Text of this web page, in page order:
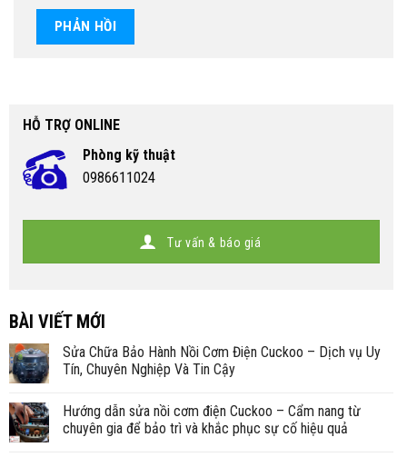
HỖ TRỢ ONLINE
Phòng kỹ thuật
0986611024
Tư vấn & báo giá
BÀI VIẾT MỚI
Sửa Chữa Bảo Hành Nồi Cơm Điện Cuckoo – Dịch vụ Uy
Tín, Chuyên Nghiệp Và Tin Cậy
Hướng dẫn sửa nồi cơm điện Cuckoo – Cẩm nang từ
chuyên gia để bảo trì và khắc phục sự cố hiệu quả